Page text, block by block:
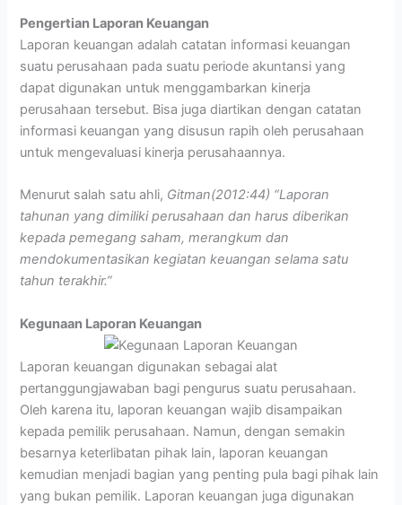
Pengertian Laporan Keuangan
Laporan keuangan adalah catatan informasi keuangan
suatu perusahaan pada suatu periode akuntansi yang
dapat digunakan untuk menggambarkan kinerja
perusahaan tersebut. Bisa juga diartikan dengan catatan
informasi keuangan yang disusun rapih oleh perusahaan
untuk mengevaluasi kinerja perusahaannya.
Menurut salah satu ahli, Gitman(2012:44) “Laporan
tahunan yang dimiliki perusahaan dan harus diberikan
kepada pemegang saham, merangkum dan
mendokumentasikan kegiatan keuangan selama satu
tahun terakhir.”
Kegunaan Laporan Keuangan
Laporan keuangan digunakan sebagai alat
pertanggungjawaban bagi pengurus suatu perusahaan.
Oleh karena itu, laporan keuangan wajib disampaikan
kepada pemilik perusahaan. Namun, dengan semakin
besarnya keterlibatan pihak lain, laporan keuangan
kemudian menjadi bagian yang penting pula bagi pihak lain
yang bukan pemilik. Laporan keuangan juga digunakan